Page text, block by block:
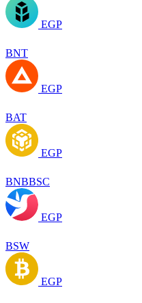
EGP
BNT
EGP
BAT
EGP
BNBBSC
EGP
BSW
EGP